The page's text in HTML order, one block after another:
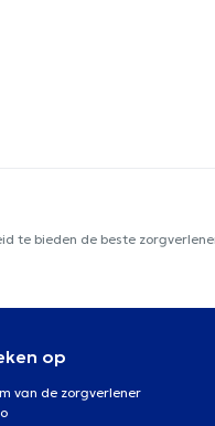
bieden de beste
op
van de zorgverlener